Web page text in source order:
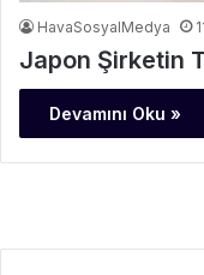
HavaSosyalMedya
Japon Şirketin
Devamını Oku »